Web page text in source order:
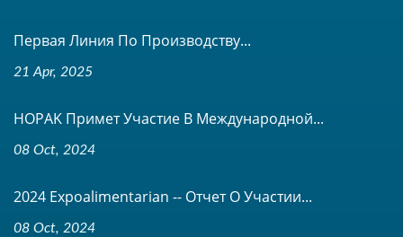
Первая Линия По Производству...
21 Apr, 2025
HOPAK Примет Участие В Международной...
08 Oct, 2024
2024 Expoalimentarian -- Отчет О Участии...
08 Oct, 2024